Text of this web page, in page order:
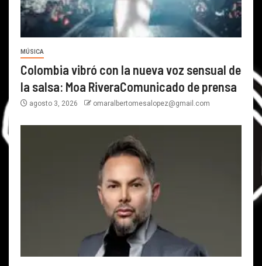
MÚSICA
Colombia vibró con la nueva voz sensual de
la salsa: Moa RiveraComunicado de prensa
agosto 3, 2026 omaralbertomesalopez@gmail.com